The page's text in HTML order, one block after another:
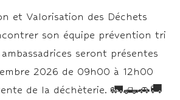
et Valorisation des Déchets
son équipe prévention tri
seront présentes
2026 de 09h00 à 12h00
de la déchèterie. 🚛🛻🚗🚚